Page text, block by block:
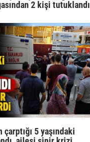
2 kişi tutuklandı
5 yaşındaki